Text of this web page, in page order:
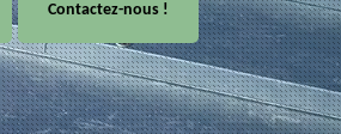
Contactez-nous !